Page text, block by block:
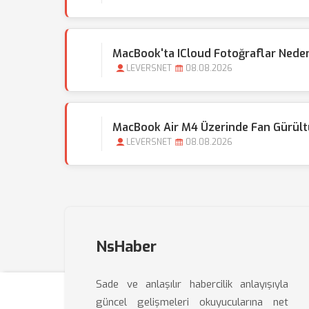
MacBook'ta ICloud Fotoğraflar
LEVERSNET 08.08.2026
MacBook Air M4 Üzerinde Fan
LEVERSNET 08.08.2026
NsHaber
Sade ve anlaşılır habercilik anlayışıyla
güncel gelişmeleri okuyucularına net